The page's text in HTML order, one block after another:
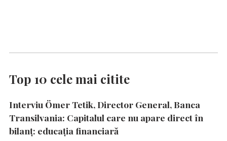
Top 10 cele mai citite
Interviu Ömer Tetik, Director General, Banca
Transilvania: Capitalul care nu apare direct în
bilanț: educația financiară